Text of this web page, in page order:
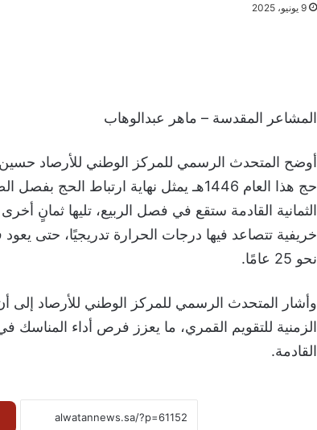
9 يونيو، 2025
المشاعر المقدسة – ماهر عبدالوهاب
أوضح المتحدث الرسمي للمركز الوطني للأرصاد
حج هذا العام 1446هـ يمثل نهاية ارتباط
الثمانية القادمة ستقع في فصل الربيع، تليها ثمانٍ
خريفية تتصاعد فيها درجات الحرارة تدريجيًا، حتى
نحو 25 عامًا.
وأشار المتحدث الرسمي للمركز الوطني للأرصاد إلى
الزمنية للتقويم القمري، ما يعزز فرص أداء المناسك
القادمة.